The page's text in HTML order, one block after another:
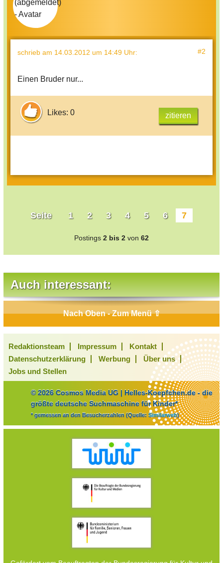
schrieb am 14.03.2012 um 14:49 Uhr: #2
Einen Bruder nur...
Likes: 0 zitieren
Seite 1 2 3 4 5 6 7
Postings 2 bis 2 von 62
Auch interessant:
Nach Oben - Zum Menü ⇧
Redaktionsteam Impressum
Kontakt
Datenschutzerklärung
Werbung
Über uns
Jobs und Stellen
© 2026 Cosmos Media UG | Helles-Koepfchen.de - die
größte deutsche Suchmaschine für Kinder*
* gemessen an den Besucherzahlen (Quelle: Similarweb)